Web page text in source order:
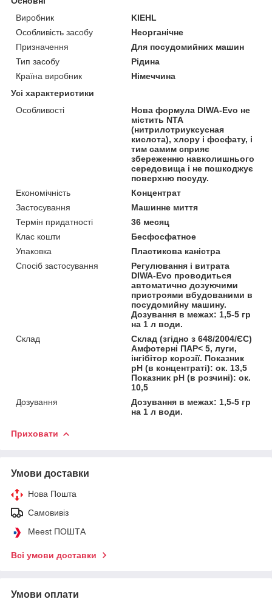
Виробник
KIEHL
Особливість засобу
Неорганічне
Призначення
Для посудомийних машин
Тип засобу
Рідина
Країна виробник
Німеччина
Усі характеристики
Особливості
Нова формула DIWA-Evo не
містить NTA
(нитрилотриуксусная
кислота), хлору і фосфату, і
тим самим сприяє
збереженню навколишнього
середовища і не пошкоджує
поверхню посуду.
Економічність
Концентрат
Застосування
Машинне миття
Термін придатності
36 месяц
Клас кошти
Бесфосфатное
Упаковка
Пластикова каністра
Спосіб застосування
Регулювання і витрата
DIWA-Evo проводиться
автоматично дозуючими
пристроями вбудованими в
посудомийну машину.
Дозування в межах: 1,5-5 гр
на 1 л води.
Склад
Склад (згідно з 648/2004/ЄС)
Амфотерні ПАР< 5, луги,
інгібітор корозії. Показник
рН (в концентраті): ок. 13,5
Показник рН (в розчині): ок.
10,5
Дозування
Дозування в межах: 1,5-5 гр
на 1 л води.
Приховати
Умови доставки
Нова Пошта
Самовивіз
Meest ПОШТА
Всі умови доставки
Умови оплати